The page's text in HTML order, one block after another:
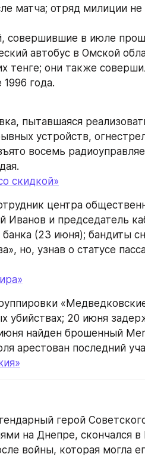
матча; отряд милиции не
в июле
автобус в Омской
тенге; они также
года.
пытавшаяся
устройств,
восемь
скидкой»
центра
Иванов и председатель
(23 июня); бандиты
но, узнав о статусе
убийствах; 20 июня
найден брошенный
арестован последний
герой
на Днепре, скончался в
войны, которая могла